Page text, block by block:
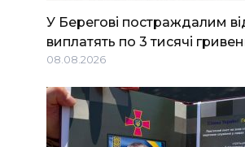
У Берегові постраждалим
виплатять по 3 тисячі
08.08.2026